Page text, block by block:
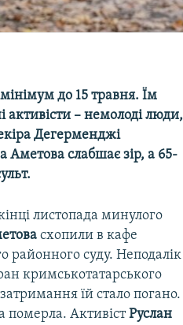
до 15 травня. Їм
– немолоді люди,
Дегерменджі
Аметова слабшає зір, а 65-
листопада минулого
схопили в кафе
районного суду. Неподалік
кримськотатарського
їй стало погано.
померла. АктивістРуслан